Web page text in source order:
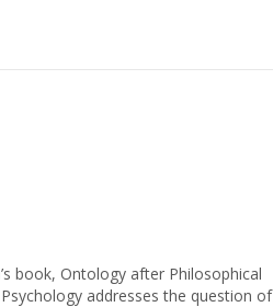
book, Ontology after Philosophical
addresses the question of